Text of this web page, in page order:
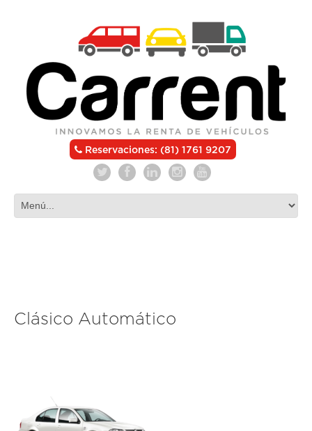
Reservaciones: (81) 1761 9207
Clásico Automático